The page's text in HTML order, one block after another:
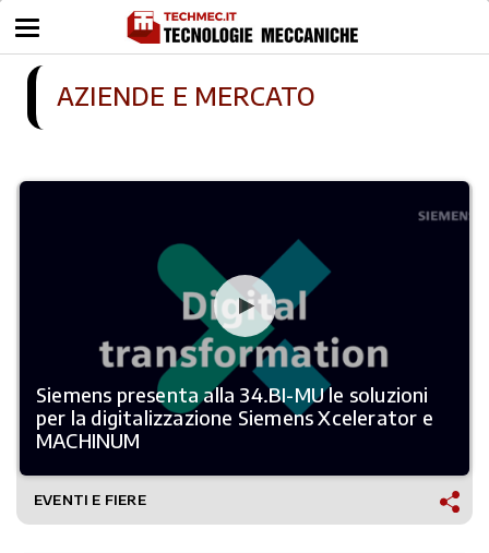
AZIENDE E MERCATO
Siemens presenta alla 34.BI-MU le soluzioni
per la digitalizzazione Siemens Xcelerator e
MACHINUM
EVENTI E FIERE